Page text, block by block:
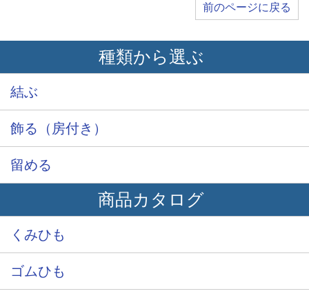
前のページに戻る
種類から選ぶ
結ぶ
飾る（房付き）
留める
商品カタログ
くみひも
ゴムひも